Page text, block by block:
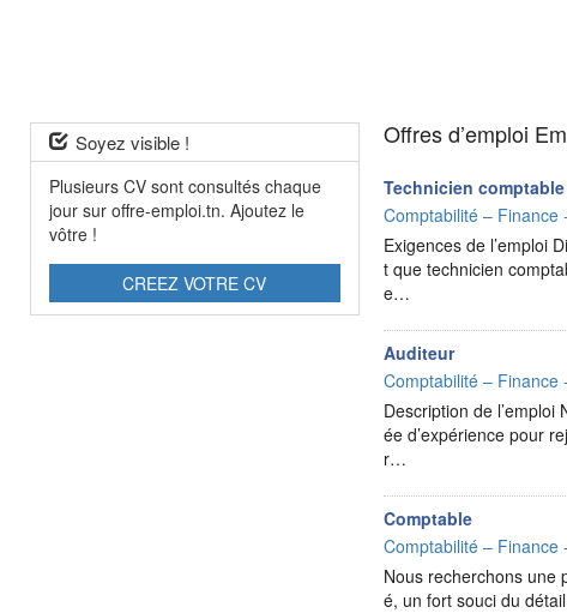
Soyez visible !
Plusieurs CV sont consultés chaque
jour sur offre-emploi.tn. Ajoutez le
vôtre !
CREEZ VOTRE CV
Offres d’emploi
Technicien
Comptabilité – Finance
Exigences de l’emploi
t que technicien
e…
Auditeur
Comptabilité – Finance
Description de
ée d’expérience pour
r…
Comptable
Comptabilité – Finance
Nous recherchons une
é, un fort souci du